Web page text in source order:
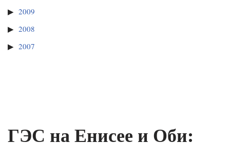
2009
2008
2007
ГЭС на Енисее и Оби: